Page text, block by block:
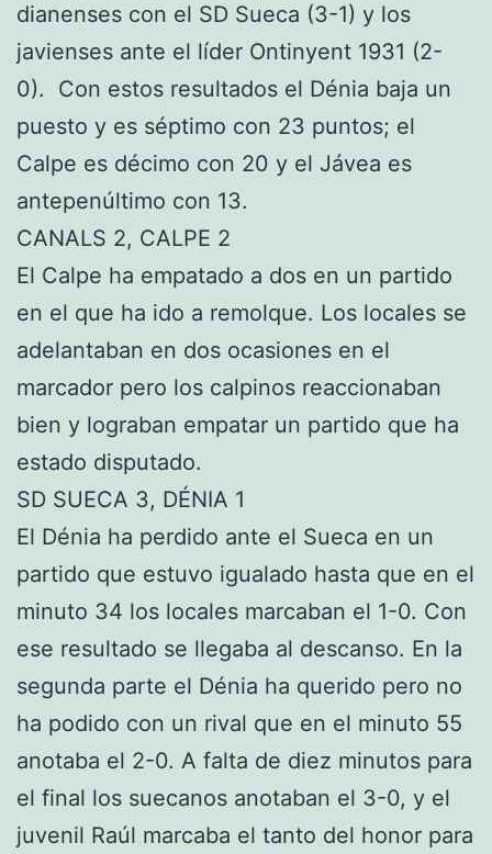
dianenses con el SD Sueca (3-1) y los
javienses ante el líder Ontinyent 1931 (2-
0). Con estos resultados el Dénia baja un
puesto y es séptimo con 23 puntos; el
Calpe es décimo con 20 y el Jávea es
antepenúltimo con 13.
CANALS 2, CALPE 2
El Calpe ha empatado a dos en un partido
en el que ha ido a remolque. Los locales se
adelantaban en dos ocasiones en el
marcador pero los calpinos reaccionaban
bien y lograban empatar un partido que ha
estado disputado.
SD SUECA 3, DÉNIA 1
El Dénia ha perdido ante el Sueca en un
partido que estuvo igualado hasta que en el
minuto 34 los locales marcaban el 1-0. Con
ese resultado se llegaba al descanso. En la
segunda parte el Dénia ha querido pero no
ha podido con un rival que en el minuto 55
anotaba el 2-0. A falta de diez minutos para
el final los suecanos anotaban el 3-0, y el
juvenil Raúl marcaba el tanto del honor para